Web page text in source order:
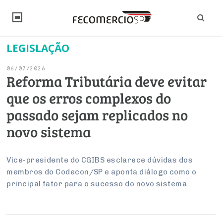
NOTÍCIAS
Editorial
Artigos
Institucional
Debates Fecomercio-SP
PROJETOS ESPECIAIS:
UM BRASIL
UM BRASIL
Economia
Pesquisas
Brasil
Internacional
Modernização do Estado
Inteligência Artificial
Legislação
Empresas
Arbitragem e Mediação
Varejo
Atacado
Sustentabilidade
SINDICATOS
PESQUISAS
FALE CONOSCO
Sobre
Imprensa
CONSELHOS
Conselho de Emprego e Relações do Trabalho
LEGISLAÇÃO
06/07/2026
Reforma Tributária deve evitar
que os erros complexos do
passado sejam replicados no
novo sistema
Vice-presidente do CGIBS esclarece dúvidas dos
membros do Codecon/SP e aponta diálogo como o
principal fator para o sucesso do novo sistema